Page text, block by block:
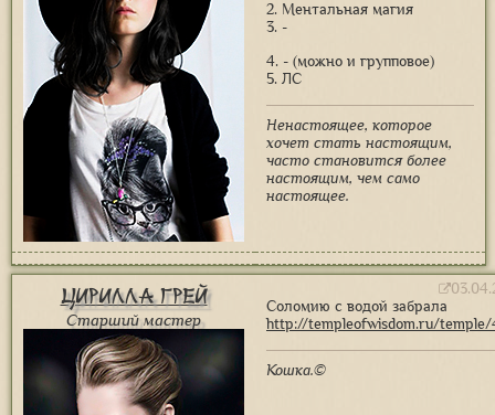
2. Ментальная магия
3. -
4. - (можно и групповое)
5. ЛС
Ненастоящее, которое
хочет стать настоящим,
часто становится более
настоящим, чем само
настоящее.
Цирилла Грей
Старший мастер
Соломию с водой забрала
http://templeofwisdom.ru/
Кошка.©